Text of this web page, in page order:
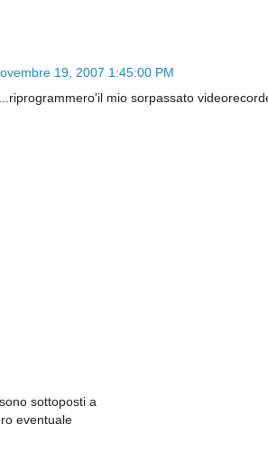
19, 2007 1:45:00 PM
mio sorpassato
sottoposti a
eventuale